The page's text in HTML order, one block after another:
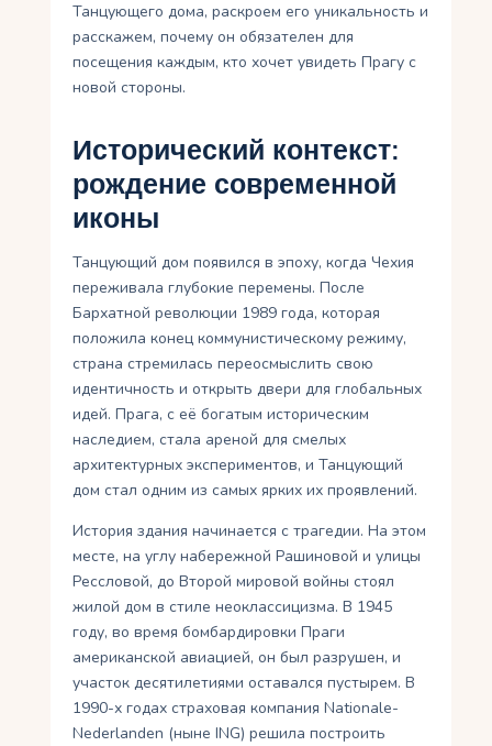
Танцующего дома, раскроем его уникальность и
расскажем, почему он обязателен для
посещения каждым, кто хочет увидеть Прагу с
новой стороны.
Исторический контекст:
рождение современной
иконы
Танцующий дом появился в эпоху, когда Чехия
переживала глубокие перемены. После
Бархатной революции 1989 года, которая
положила конец коммунистическому режиму,
страна стремилась переосмыслить свою
идентичность и открыть двери для глобальных
идей. Прага, с её богатым историческим
наследием, стала ареной для смелых
архитектурных экспериментов, и Танцующий
дом стал одним из самых ярких их проявлений.
История здания начинается с трагедии. На этом
месте, на углу набережной Рашиновой и улицы
Рессловой, до Второй мировой войны стоял
жилой дом в стиле неоклассицизма. В 1945
году, во время бомбардировки Праги
американской авиацией, он был разрушен, и
участок десятилетиями оставался пустырем. В
1990-х годах страховая компания Nationale-
Nederlanden (ныне ING) решила построить